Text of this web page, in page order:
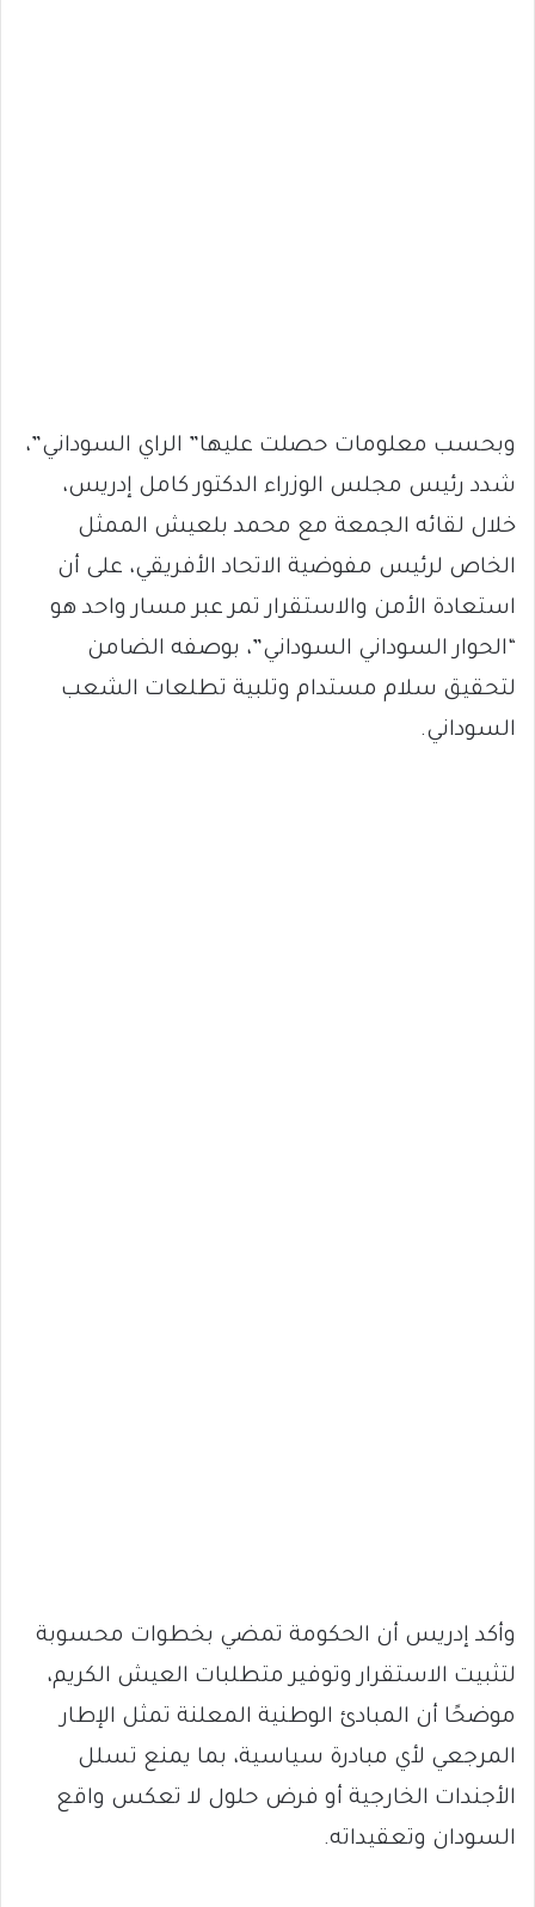
وبحسب معلومات حصلت عليها” الراي السوداني”،
شدد رئيس مجلس الوزراء الدكتور كامل إدريس،
خلال لقائه الجمعة مع محمد بلعيش الممثل
الخاص لرئيس مفوضية الاتحاد الأفريقي، على أن
استعادة الأمن والاستقرار تمر عبر مسار واحد هو
“الحوار السوداني السوداني”، بوصفه الضامن
لتحقيق سلام مستدام وتلبية تطلعات الشعب
السوداني.
وأكد إدريس أن الحكومة تمضي بخطوات محسوبة
لتثبيت الاستقرار وتوفير متطلبات العيش الكريم،
موضحًا أن المبادئ الوطنية المعلنة تمثل الإطار
المرجعي لأي مبادرة سياسية، بما يمنع تسلل
الأجندات الخارجية أو فرض حلول لا تعكس واقع
السودان وتعقيداته.